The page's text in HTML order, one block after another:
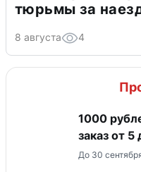
тюрьмы за
8 августа 4
1000
заказ от 5
До 30